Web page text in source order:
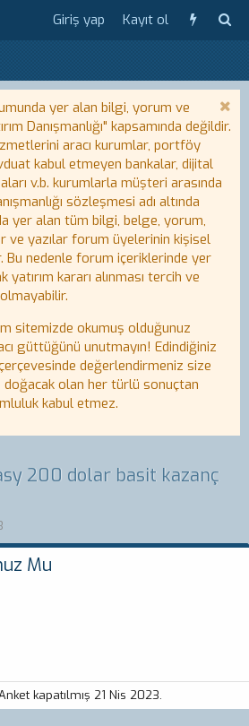
Giriş yap Kayıt ol
yer alan bilgi, yorum ve
Danışmanlığı" kapsamında değildir.
aracı kurumlar, portföy
kabul etmeyen bankalar, dijital
v.b. kurumlarla müşteri arasında
sözleşmesi adı altında
yer alan tüm bilgi, belge, yorum,
ve yazılar forum üyelerinin kişisel
nedenle forum içeriklerinde yer
kararı alınması tercih ve
sitemizde okumuş olduğunuz
güttüğünü unutmayın! Edindiğiniz
değerlendirmeniz size
doğacak olan her türlü sonuçtan
kabul etmez.
200 dolar basit kazanç
Mu
kapatılmış 21 Nis 2023.